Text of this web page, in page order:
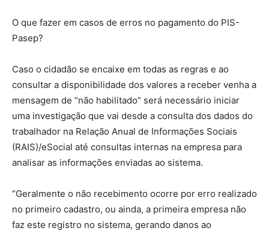
O que fazer em casos de erros no pagamento do PIS-
Pasep?
Caso o cidadão se encaixe em todas as regras e ao
consultar a disponibilidade dos valores a receber venha a
mensagem de “não habilitado” será necessário iniciar
uma investigação que vai desde a consulta dos dados do
trabalhador na Relação Anual de Informações Sociais
(RAIS)/eSocial até consultas internas na empresa para
analisar as informações enviadas ao sistema.
“Geralmente o não recebimento ocorre por erro realizado
no primeiro cadastro, ou ainda, a primeira empresa não
faz este registro no sistema, gerando danos ao